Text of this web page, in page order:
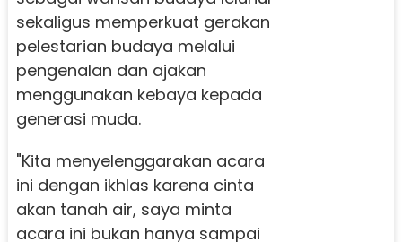
sekaligus memperkuat gerakan
pelestarian budaya melalui
pengenalan dan ajakan
menggunakan kebaya kepada
generasi muda.
"Kita menyelenggarakan acara
ini dengan ikhlas karena cinta
akan tanah air, saya minta
acara ini bukan hanya sampai